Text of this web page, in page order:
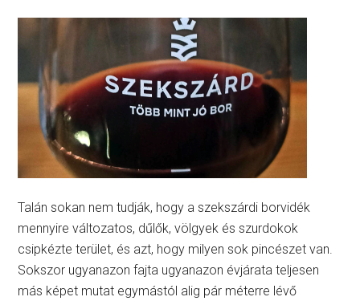
Talán sokan nem tudják, hogy a szekszárdi borvidék
mennyire változatos, dűlők, völgyek és szurdokok
csipkézte terület, és azt, hogy milyen sok pincészet van.
Sokszor ugyanazon fajta ugyanazon évjárata teljesen
más képet mutat egymástól alig pár méterre lévő